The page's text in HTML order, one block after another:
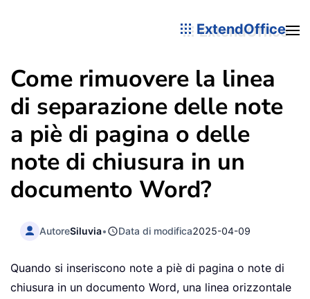
ExtendOffice
Come rimuovere la linea
di separazione delle note
a piè di pagina o delle
note di chiusura in un
documento Word?
AutoreSiluvia• Data di modifica2025-04-09
Quando si inseriscono note a piè di pagina o note di
chiusura in un documento Word, una linea orizzontale